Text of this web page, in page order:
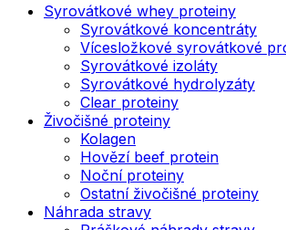
Syrovátkové whey proteiny
Syrovátkové koncentráty
Vícesložkové syrovátkové
Syrovátkové izoláty
Syrovátkové hydrolyzáty
Clear proteiny
Živočišné proteiny
Kolagen
Hovězí beef protein
Noční proteiny
Ostatní živočišné proteiny
Náhrada stravy